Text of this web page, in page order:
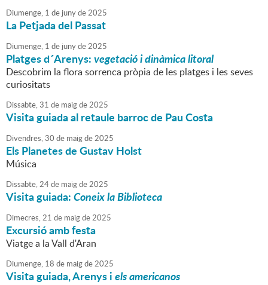
Diumenge, 1 de junyde2025
La Petjada del Passat
Diumenge, 1 de junyde2025
Platges d´Arenys:vegetació i dinàmica litoral
Descobrim la flora sorrenca pròpia de les platges i les seves
curiositats
Dissabte,31 de maigde2025
Visita guiada al retaule barroc de Pau Costa
Divendres,30 de maigde2025
Els Planetes de Gustav Holst
Música
Dissabte,24de maigde2025
Visita guiada:Coneix la Biblioteca
Dimecres,21 de maigde2025
Excursió amb festa
Viatge a la Vall d'Aran
Diumenge, 18 de maigde2025
Visita guiada, Arenys ielsamericanos